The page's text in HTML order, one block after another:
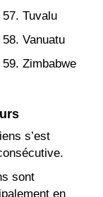
Tuvalu
Vanuatu
Zimbabwe
s’est
sont
en